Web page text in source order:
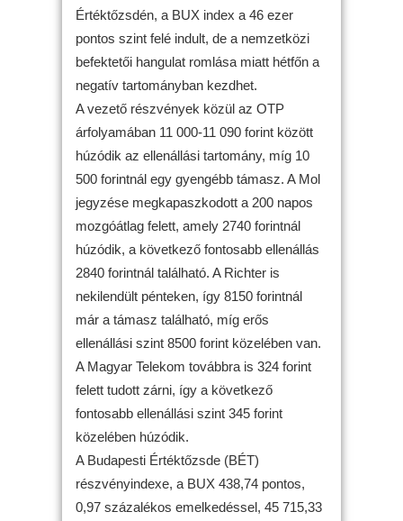
Értéktőzsdén, a BUX index a 46 ezer
pontos szint felé indult, de a nemzetközi
befektetői hangulat romlása miatt hétfőn a
negatív tartományban kezdhet.
A vezető részvények közül az OTP
árfolyamában 11 000-11 090 forint között
húzódik az ellenállási tartomány, míg 10
500 forintnál egy gyengébb támasz. A Mol
jegyzése megkapaszkodott a 200 napos
mozgóátlag felett, amely 2740 forintnál
húzódik, a következő fontosabb ellenállás
2840 forintnál található. A Richter is
nekilendült pénteken, így 8150 forintnál
már a támasz található, míg erős
ellenállási szint 8500 forint közelében van.
A Magyar Telekom továbbra is 324 forint
felett tudott zárni, így a következő
fontosabb ellenállási szint 345 forint
közelében húzódik.
A Budapesti Értéktőzsde (BÉT)
részvényindexe, a BUX 438,74 pontos,
0,97 százalékos emelkedéssel, 45 715,33